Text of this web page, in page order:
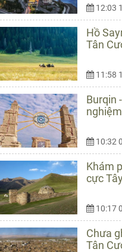
12:03
Hồ
Tân
11:58
Burqin
10:32
Khám
cực
10:17
Chưa
Tân